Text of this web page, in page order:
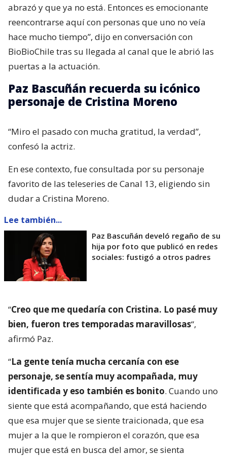
abrazó y que ya no está. Entonces es emocionante
reencontrarse aquí con personas que uno no veía
hace mucho tiempo”, dijo en conversación con
BioBioChile tras su llegada al canal que le abrió las
puertas a la actuación.
Paz Bascuñán recuerda su icónico
personaje de Cristina Moreno
“Miro el pasado con mucha gratitud, la verdad”,
confesó la actriz.
En ese contexto, fue consultada por su personaje
favorito de las teleseries de Canal 13, eligiendo sin
dudar a Cristina Moreno.
Lee también...
Paz Bascuñán develó regaño de su
hija por foto que publicó en redes
sociales: fustigó a otros padres
“Creo que me quedaría con Cristina. Lo pasé muy
bien, fueron tres temporadas maravillosas“,
afirmó Paz.
“La gente tenía mucha cercanía con ese
personaje, se sentía muy acompañada, muy
identificada y eso también es bonito. Cuando uno
siente que está acompañando, que está haciendo
que esa mujer que se siente traicionada, que esa
mujer a la que le rompieron el corazón, que esa
mujer que está en busca del amor, se sienta